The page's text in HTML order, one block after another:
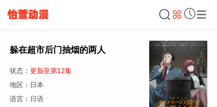
躲在超市后门抽烟的两人
状态： 更新至第12集
地区：日本
语言：日语